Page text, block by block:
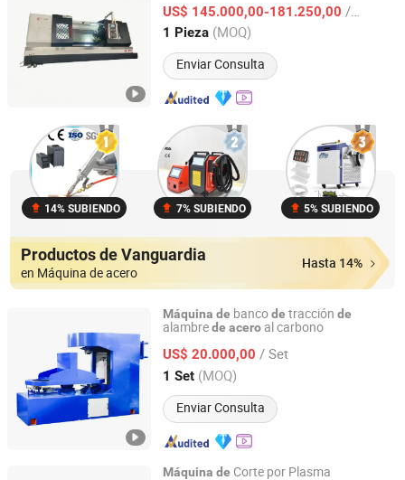
eficiencia Corte preciso Rendimiento
estable Profesional
US$ 145.000,00-181.250,00 / Pieza
1 Pieza (MOQ)
Enviar Consulta
Anhui, China Desde 2026
14% SUBIENDO 7% SUBIENDO 5% SUBIENDO
Productos de Vanguardia
en Máquina de acero
Hasta 14%
Máquina de bancode tracción de
alambrede acero al carbono
US$ 20.000,00 / Set
1 Set (MOQ)
Enviar Consulta
Wuxi Pingsheng Science & Technology Co., Ltd.
Jiangsu, China Desde 2017
Máquina de Corte por Plasma